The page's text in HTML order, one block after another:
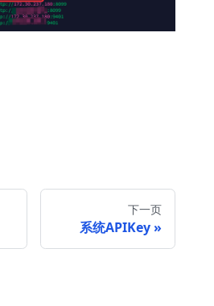
下一页
系统APIKey